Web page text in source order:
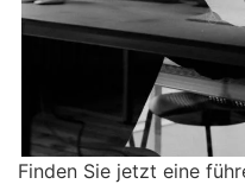
Finden Sie jetzt eine